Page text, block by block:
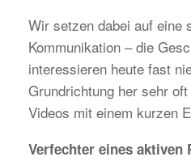
Wir setzen dabei auf eine
Kommunikation – die
interessieren heute fast
Grundrichtung her sehr
Videos mit einem kurzen
Verfechter eines aktiven